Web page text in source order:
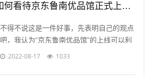
兖州电商产业园:如何看待京东鲁南优品馆正式上线这件事？
不得不说这是一件好事，先表明自己的观点
吧，我认为“京东鲁南优品馆”的上线可以利
用电商的优势与渠道帮助当地的一些特产品
2022-08-17 1033